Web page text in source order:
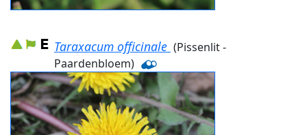
Taraxacum officinale (Pissenlit -
Paardenbloem)